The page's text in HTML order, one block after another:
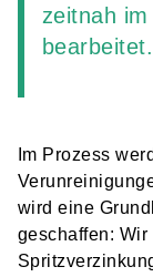
zeitnah
bearbeitet.
Im Prozess
wird eine
geschaffen: